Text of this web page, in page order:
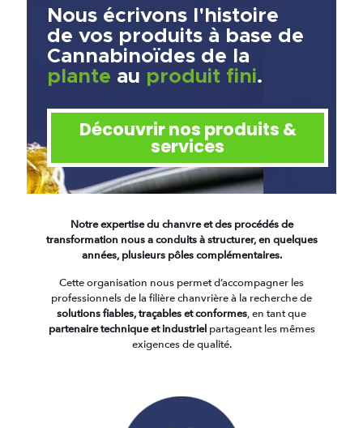
Nous écrivons l'histoire
de vos produits à base de
Cannabinoïdes de la
plante au produit fini.
Découvrir nos produits &
services
Notre expertise du chanvre et des procédés de
transformation nous a conduits à structurer, en quelques
années, plusieurs pôles complémentaires.
Cette organisation nous permet d’accompagner les
professionnels de la filière chanvrière à la recherche de
solutions fiables, traçables et conformes, en tant que
partenaire technique et industrielpartageant les mêmes
exigences de qualité.